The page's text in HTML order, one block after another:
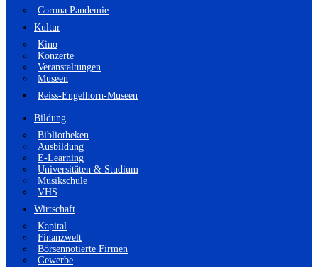
Corona Pandemie
Kultur
Kino
Konzerte
Veranstaltungen
Museen
Reiss-Engelhorn-Museen
Bildung
Bibliotheken
Ausbildung
E-Learning
Universitäten & Studium
Musikschule
VHS
Wirtschaft
Kapital
Finanzwelt
Börsennotierte Firmen
Gewerbe